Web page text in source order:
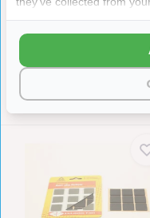
Niet op voorraad
€2,49